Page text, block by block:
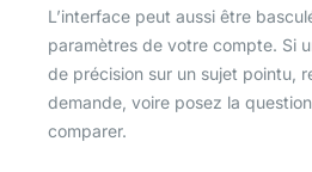
L’interface peut aussi être
paramètres de votre compte. Si
de précision sur un sujet pointu,
demande, voire posez la
comparer.